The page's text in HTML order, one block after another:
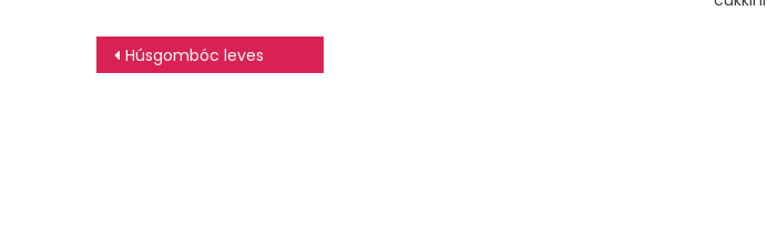
Bejegyzés
Húsgombóc leves